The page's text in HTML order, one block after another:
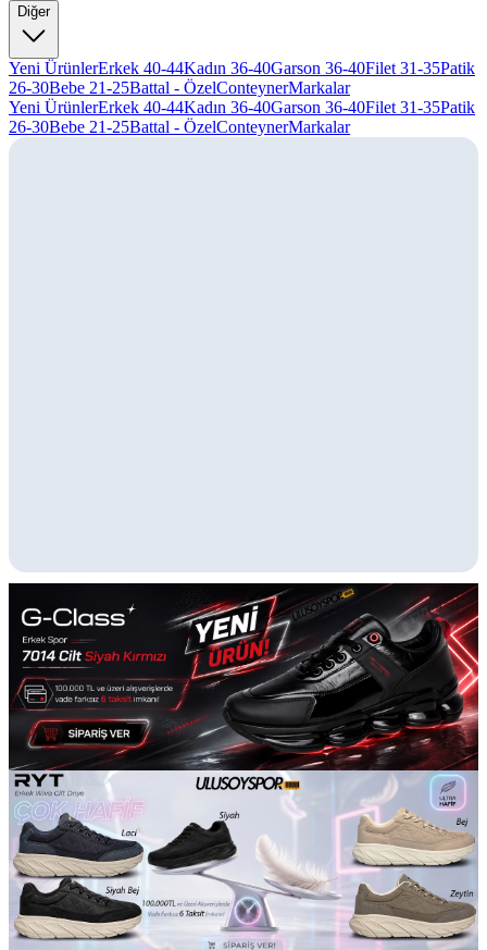
Diğer
Yeni ÜrünlerErkek 40-44Kadın 36-40Garson 36-40Filet 31-35Patik
26-30Bebe 21-25Battal - ÖzelConteynerMarkalar
Yeni ÜrünlerErkek 40-44Kadın 36-40Garson 36-40Filet 31-35Patik
26-30Bebe 21-25Battal - ÖzelConteynerMarkalar